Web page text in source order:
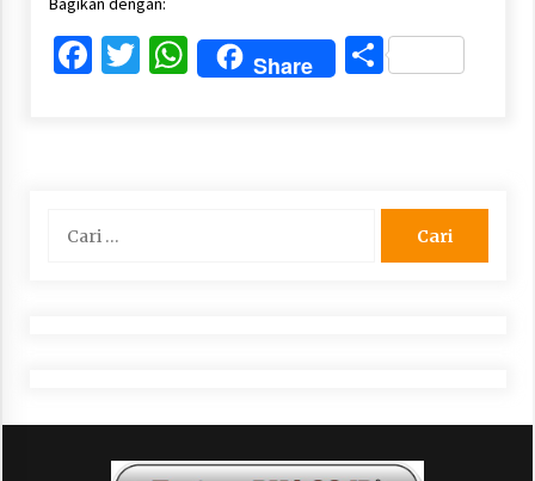
Facebook
Twitter
WhatsApp
Share Share
untuk: